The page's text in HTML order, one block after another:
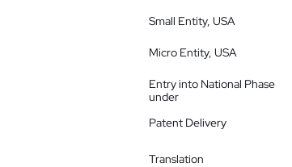
Small Entity, USA
Micro Entity, USA
Entry into National Phase
under
Patent Delivery
Translation